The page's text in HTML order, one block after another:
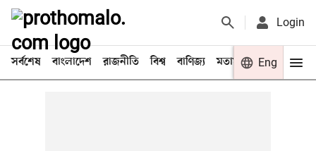
Login
সর্বশেষ বাংলাদেশ রাজনীতি বিশ্ব বাণিজ্য মতামত খেলা
Eng